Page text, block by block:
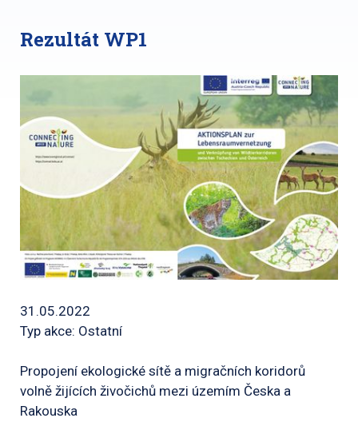
Rezultát WP1
31.05.2022
Typ akce: Ostatní
Propojení ekologické sítě a migračních koridorů
volně žijících živočichů mezi územím Česka a
Rakouska